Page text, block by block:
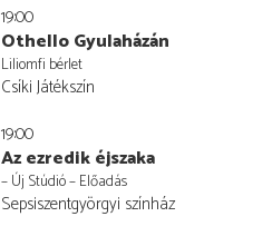
19:00
Othello Gyulaházán
Liliomfi bérlet
Csíki Játékszín
19:00
Az ezredik éjszaka
– Új Stúdió – Előadás
Sepsiszentgyörgyi színház